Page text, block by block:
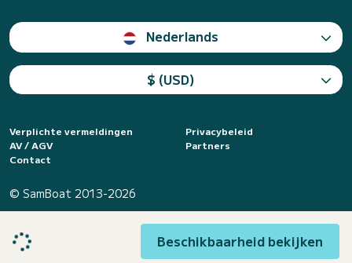
Beschikbaarheid bekijken
Nederlands
$ (USD)
Verplichte vermeldingen
Privacybeleid
AV / AGV
Partners
Contact
© SamBoat 2013-2026